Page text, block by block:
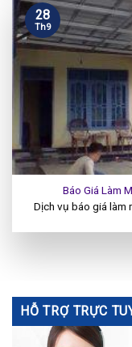
Báo Giá Làm
Dịch vụ báo giá làm
28
Th9
HỖ TRỢ TRỰC